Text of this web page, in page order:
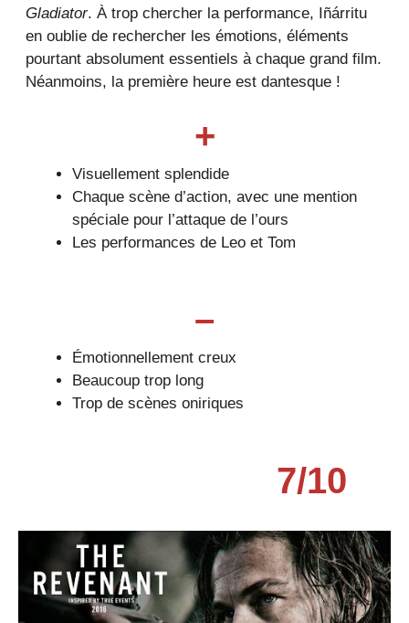
Gladiator. À trop chercher la performance, Iñárritu
en oublie de rechercher les émotions, éléments
pourtant absolument essentiels à chaque grand film.
Néanmoins, la première heure est dantesque !
+
Visuellement splendide
Chaque scène d’action, avec une mention
spéciale pour l’attaque de l’ours
Les performances de Leo et Tom
–
Émotionnellement creux
Beaucoup trop long
Trop de scènes oniriques
7/10